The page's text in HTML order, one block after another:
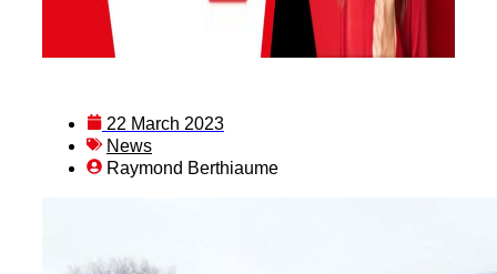
22 March 2023
News
Raymond Berthiaume